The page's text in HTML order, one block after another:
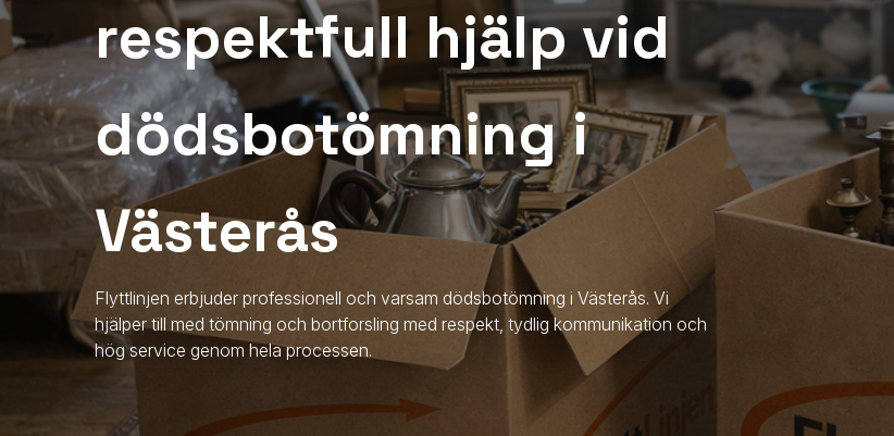
respektfull hjälp vid
dödsbotömning i
Västerås
Flyttlinjen erbjuder professionell och varsam dödsbotömning i Västerås. Vi
hjälper till med tömning och bortforsling med respekt, tydlig kommunikation och
hög service genom hela processen.